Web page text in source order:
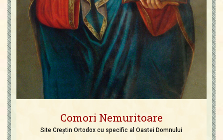
Comori Nemuritoare
Site Creștin Ortodox cu specific al Oastei Domnului